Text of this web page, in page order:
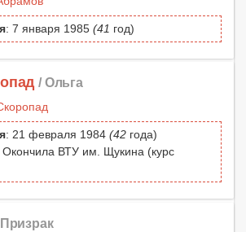
: 7 января 1985 (41 год)
/ Ольга
: 21 февраля 1984 (42 года)
Окончила ВТУ им. Щукина (курс